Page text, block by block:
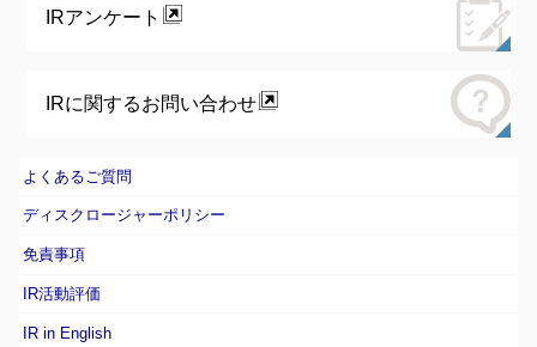
IRアンケート
IRに関するお問い合わせ
よくあるご質問
ディスクロージャーポリシー
免責事項
IR活動評価
IR in English